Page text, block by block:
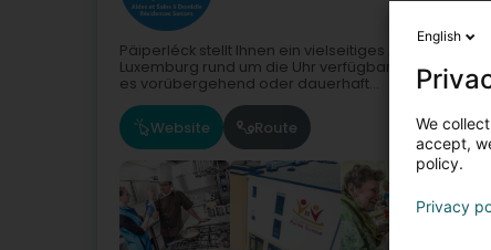
Päiperléck stellt Ihnen ein vielseitiges Angebot an
Luxemburg rund um die Uhr verfügbar sind.Sie
es vorübergehend oder dauerhaft...
Website Route
English
We
accept,
policy.
Privacy